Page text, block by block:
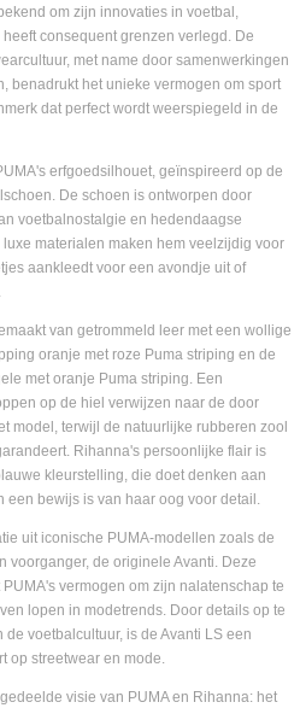
om zijn innovaties in voetbal,
consequent grenzen verlegd. De
met name door samenwerkingen
benadrukt het unieke vermogen om sport
dat perfect wordt weerspiegeld in de
erfgoedsilhouet, geïnspireerd op de
De schoen is ontworpen door
voetbalnostalgie en hedendaagse
materialen maken hem veelzijdig voor
aankleedt voor een avondje uit of
van getrommeld leer met een wollige
oranje met roze Puma striping en de
met oranje Puma striping. Een
op de hiel verwijzen naar de door
model, terwijl de natuurlijke rubberen zool
Rihanna's persoonlijke flair is
kleurstelling, die doet denken aan
een bewijs is van haar oog voor detail.
uit iconische PUMA-modellen zoals de
voorganger, de originele Avanti. Deze
vermogen om zijn nalatenschap te
lopen in modetrends. Door details op te
voetbalcultuur, is de Avanti LS een
op streetwear en mode.
visie van PUMA en Rihanna: het